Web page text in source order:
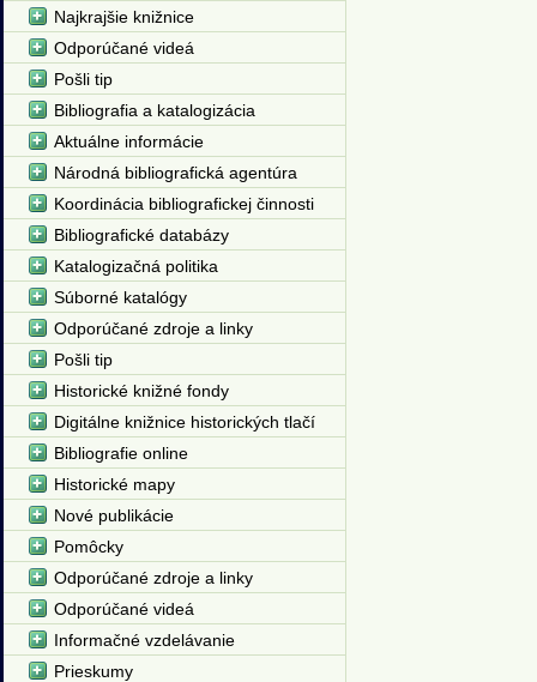
Najkrajšie knižnice
Odporúčané videá
Pošli tip
Bibliografia a katalogizácia
Aktuálne informácie
Národná bibliografická agentúra
Koordinácia bibliografickej činnosti
Bibliografické databázy
Katalogizačná politika
Súborné katalógy
Odporúčané zdroje a linky
Pošli tip
Historické knižné fondy
Digitálne knižnice historických tlačí
Bibliografie online
Historické mapy
Nové publikácie
Pomôcky
Odporúčané zdroje a linky
Odporúčané videá
Informačné vzdelávanie
Prieskumy